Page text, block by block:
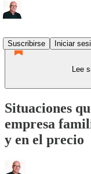
Suscribirse
Iniciar
Lee
Situaciones
empresa
y en el precio